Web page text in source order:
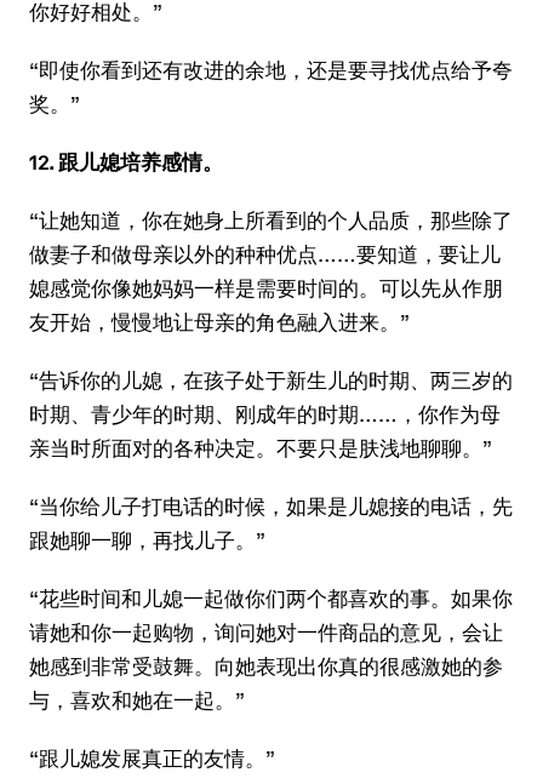
你好好相处。”
“即使你看到还有改进的余地，还是要寻找优点给予夸
奖。”
12. 跟儿媳培养感情。
“让她知道，你在她身上所看到的个人品质，那些除了
做妻子和做母亲以外的种种优点……要知道，要让儿
媳感觉你像她妈妈一样是需要时间的。可以先从作朋
友开始，慢慢地让母亲的角色融入进来。”
“告诉你的儿媳，在孩子处于新生儿的时期、两三岁的
时期、青少年的时期、刚成年的时期……，你作为母
亲当时所面对的各种决定。不要只是肤浅地聊聊。”
“当你给儿子打电话的时候，如果是儿媳接的电话，先
跟她聊一聊，再找儿子。”
“花些时间和儿媳一起做你们两个都喜欢的事。如果你
请她和你一起购物，询问她对一件商品的意见，会让
她感到非常受鼓舞。向她表现出你真的很感激她的参
与，喜欢和她在一起。”
“跟儿媳发展真正的友情。”